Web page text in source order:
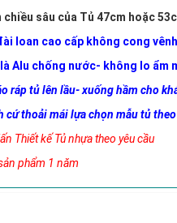
chiều sâu của Tủ 47cm hoặc
loan cao cấp không cong
Alu chống nước- không lo ẩm
ráp tủ lên lầu- xuống hầm cho
cứ thoải mái lựa chọn mẫu tủ
Thiết kế Tủ nhựa theo yêu cầu
phẩm 1 năm